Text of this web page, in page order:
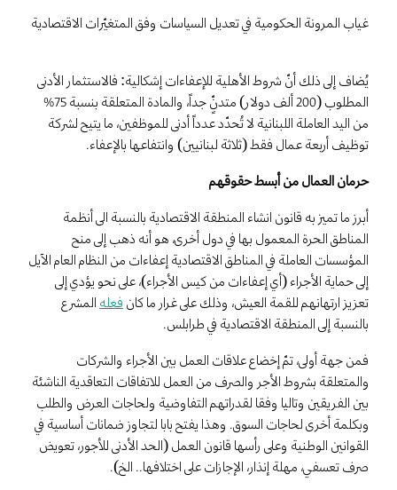
غياب المرونة الحكومية في تعديل السياسات وفق المتغيّرات الاقتصادية
يُضاف إلى ذلك أنّ شروط الأهلية للإعفاءات إشكالية: فالاستثمار الأدنى
المطلوب (200 ألف دولار) متدنٍّ جداً، والمادة المتعلقة بنسبة 75%
من اليد العاملة اللبنانية لا تُحدّد عدداً أدنى للموظفين، ما يتيح لشركة
توظيف أربعة عمال فقط (ثلاثة لبنانيين) وانتفاعها بالإعفاء.
حرمان العمال من أبسط حقوقهم
أبرز ما تميز به قانون انشاء المنطقة الاقتصادية بالنسبة الى أنظمة
المناطق الحرة المعمول بها في دول أخرى، هو أنه ذهب إلى منح
المؤسسات العاملة في المناطق الاقتصادية إعفاءات من النظام العام الآيل
إلى حماية الأجراء (أي إعفاءات من كيس الأجراء)، على نحو يؤدي إلى
تعزيز ارتهانهم للقمة العيش، وذلك على غرار ما كانفعلهالمشرع
بالنسبة إلى المنطقة الاقتصادية في طرابلس.
فمن جهة أولى، تمّ إخضاع علاقات العمل بين الأجراء والشركات
والمتعلقة بشروط الأجر والصرف من العمل للاتفاقات التعاقدية الناشئة
بين الفريقين وتاليا وفقا لقدراتهم التفاوضية ولحاجات العرض والطلب
وبكلمة أخرى لحاجات السوق. وهذا يفتح بابا لتجاوز ضمانات أساسية في
القوانين الوطنية وعلى رأسها قانون العمل (الحد الأدنى للأجور، تعويض
صرف تعسفي، مهلة إنذار، الإجازات على اختلافها.. الخ).